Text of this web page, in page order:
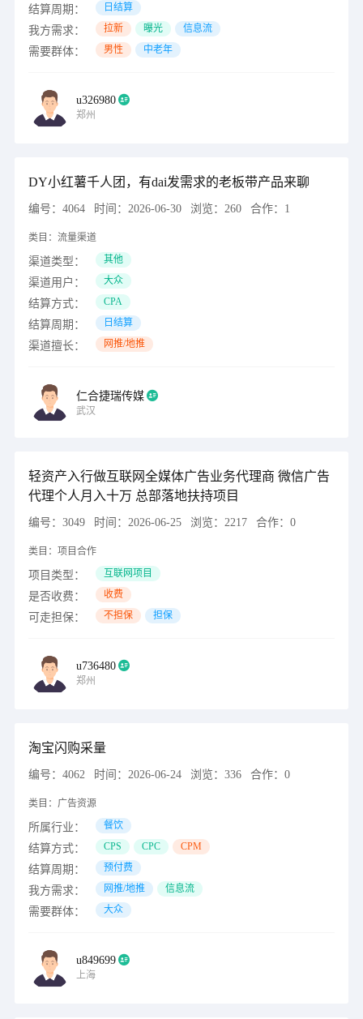
结算周期： 日结算
我方需求： 拉新 曝光 信息流
需要群体： 男性 中老年
u326980
郑州
DY小红薯千人团，有dai发需求的老板带产品来聊
编号： 4064 时间： 2026-06-30 浏览： 260 合作： 1
类目： 流量渠道
渠道类型： 其他
渠道用户： 大众
结算方式： CPA
结算周期： 日结算
渠道擅长： 网推/地推
仁合捷瑞传媒
武汉
轻资产入行做互联网全媒体广告业务代理商 微信广告
代理个人月入十万 总部落地扶持项目
编号： 3049 时间： 2026-06-25 浏览： 2217 合作： 0
类目： 项目合作
项目类型： 互联网项目
是否收费： 收费
可走担保： 不担保 担保
u736480
郑州
淘宝闪购采量
编号： 4062 时间： 2026-06-24 浏览： 336 合作： 0
类目： 广告资源
所属行业： 餐饮
结算方式： CPS CPC CPM
结算周期： 预付费
我方需求： 网推/地推 信息流
需要群体： 大众
u849699
上海